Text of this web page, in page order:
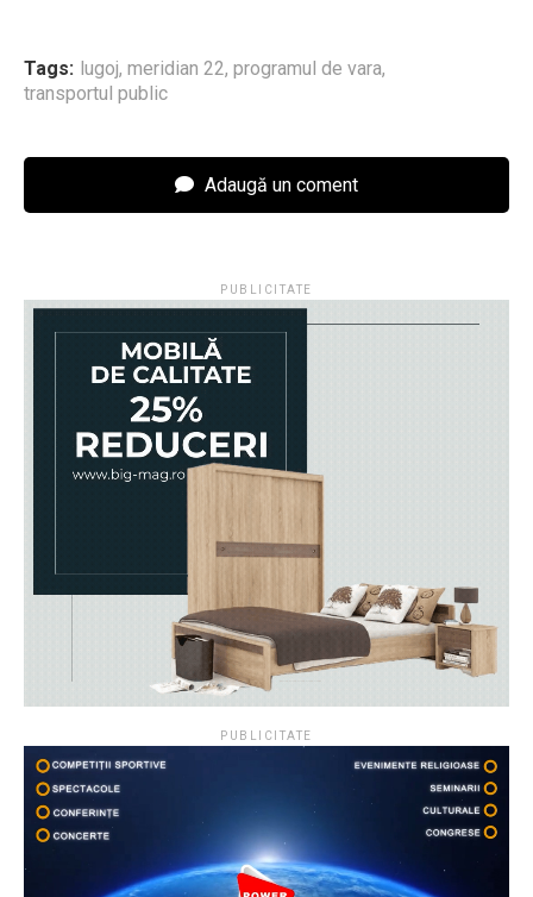
Tags: lugoj, meridian 22, programul de vara,
transportul public
Adaugă un coment
PUBLICITATE
PUBLICITATE